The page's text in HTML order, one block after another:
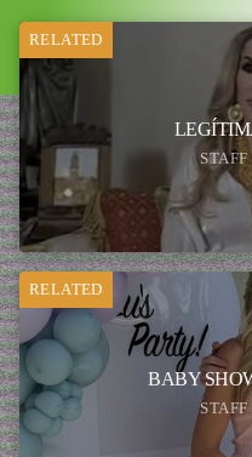
RELATED
RELATED
BABY